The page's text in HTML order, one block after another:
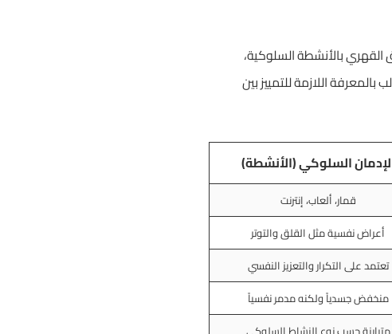
القهري بالأنشطة السلوكية،
اللازمة للتمييز بين
السلوكي (الأنشطة)
قمار، ألعاب، إنترنت
أعراض نفسية مثل القلق والتوتر
تعتمد على التكرار والتعزيز النفسي
منخفض جسدياً ولكنه مدمر نفسياً